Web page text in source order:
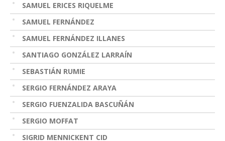
SAMUEL ERICES RIQUELME
SAMUEL FERNÁNDEZ
SAMUEL FERNÁNDEZ ILLANES
SANTIAGO GONZÁLEZ LARRAÍN
SEBASTIÁN RUMIE
SERGIO FERNÁNDEZ ARAYA
SERGIO FUENZALIDA BASCUÑÁN
SERGIO MOFFAT
SIGRID MENNICKENT CID